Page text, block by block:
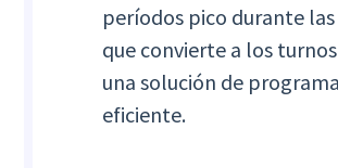
períodos pico durante
que convierte a los
una solución de
eficiente.